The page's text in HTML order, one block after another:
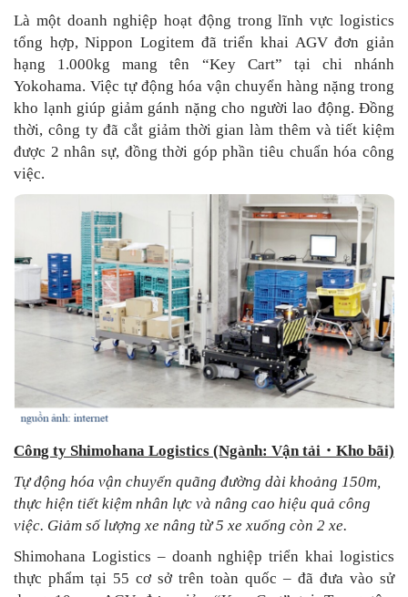
Là một doanh nghiệp hoạt động trong lĩnh vực logistics
tổng hợp, Nippon Logitem đã triển khai AGV đơn giản
hạng 1.000kg mang tên “Key Cart” tại chi nhánh
Yokohama. Việc tự động hóa vận chuyển hàng nặng trong
kho lạnh giúp giảm gánh nặng cho người lao động. Đồng
thời, công ty đã cắt giảm thời gian làm thêm và tiết kiệm
được 2 nhân sự, đồng thời góp phần tiêu chuẩn hóa công
việc.
Công ty Shimohana Logistics (Ngành: Vận tải ・ Kho bãi)
Tự động hóa vận chuyển quãng đường dài khoảng 150m,
thực hiện tiết kiệm nhân lực và nâng cao hiệu quả công
việc. Giảm số lượng xe nâng từ 5 xe xuống còn 2 xe.
Shimohana Logistics – doanh nghiệp triển khai logistics
thực phẩm tại 55 cơ sở trên toàn quốc – đã đưa vào sử